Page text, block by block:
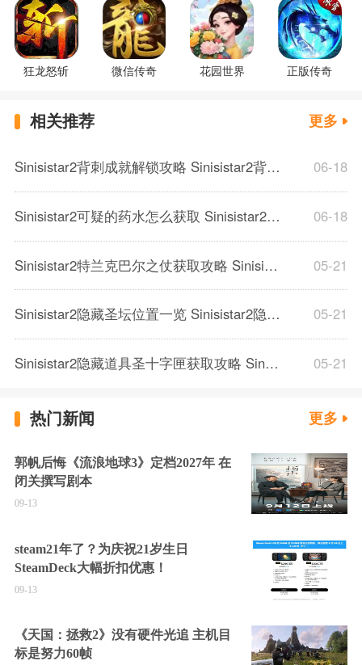
狂龙怒斩 微信传奇 花园世界 正版传奇
相关推荐 更多
Sinisistar2背刺成就解锁攻略 Sinisistar2背刺成就解锁方法 06-18
Sinisistar2可疑的药水怎么获取 Sinisistar2可疑的药水效果介绍 06-18
Sinisistar2特兰克巴尔之仗获取攻略 Sinisistar2最强武器解锁方法 05-21
Sinisistar2隐藏圣坛位置一览 Sinisistar2隐藏圣坛触发方法 05-21
Sinisistar2隐藏道具圣十字匣获取攻略 Sinisistar2圣十字匣道具在哪 05-21
热门新闻 更多
郭帆后悔《流浪地球3》定档2027年 在
闭关撰写剧本
09-13
steam21年了？为庆祝21岁生日
SteamDeck大幅折扣优惠！
09-13
《天国：拯救2》没有硬件光追 主机目
标是努力60帧